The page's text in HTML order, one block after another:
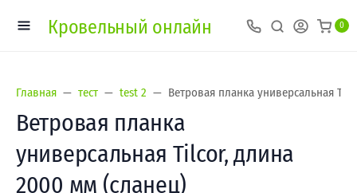
Кровельный онлайн 0
Главная тест test 2 Ветровая планка универсальная
Ветровая планка
универсальная Tilcor, длина
2000 мм (сланец)